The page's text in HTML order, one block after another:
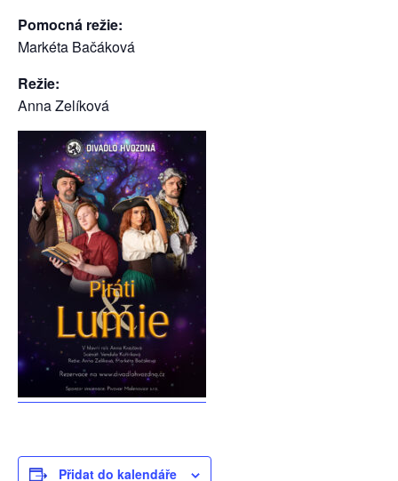
Pomocná režie:
Markéta Bačáková
Režie:
Anna Zelíková
Přidat do kalendáře